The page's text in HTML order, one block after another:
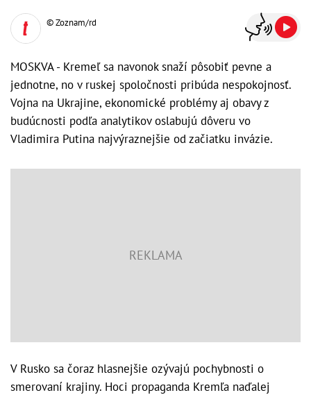
© Zoznam/rd
MOSKVA - Kremeľ sa navonok snaží pôsobiť pevne a
jednotne, no v ruskej spoločnosti pribúda nespokojnosť.
Vojna na Ukrajine, ekonomické problémy aj obavy z
budúcnosti podľa analytikov oslabujú dôveru vo
Vladimira Putina najvýraznejšie od začiatku invázie.
V Rusko sa čoraz hlasnejšie ozývajú pochybnosti o
smerovaní krajiny. Hoci propaganda Kremľa naďalej